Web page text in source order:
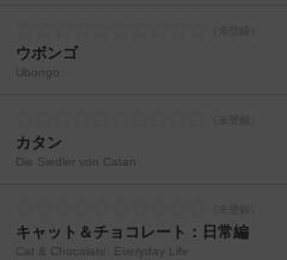
ウボンゴ
Ubongo
カタン
Die Siedler von Catan
キャット＆チョコレート：日常編
Cat & Chocolate: Everyday Life